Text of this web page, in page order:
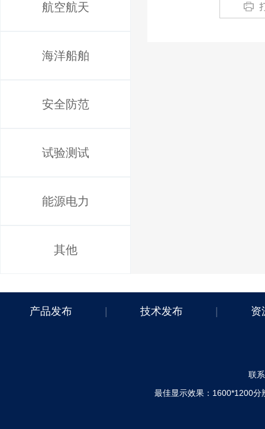
航空航天
海洋船舶
安全防范
试验测试
能源电力
其他
产品发布 技术发布 资
联
最佳显示效果：1600*1200